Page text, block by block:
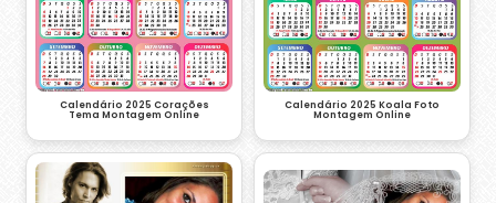
Calendário 2025 Corações
Tema Montagem Online
Calendário 2025 Koala Foto
Montagem Online